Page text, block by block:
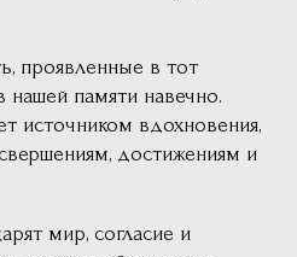
проявленные в тот
нашей памяти навечно.
источником вдохновения,
достижениям и
мир, согласие и